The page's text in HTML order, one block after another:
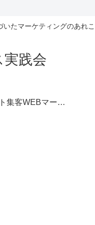
たマーケティングのあれ
実践会
ネット集客WEBマーケティング無料相談室